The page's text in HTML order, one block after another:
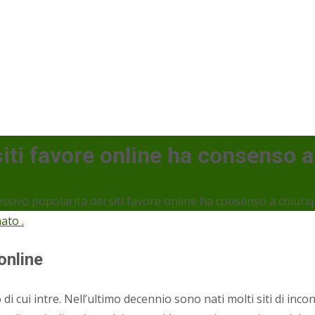
favore online ha consenso
popolarita dei siti favore online ha consenso a
.
cui intre. Nell’ultimo decennio sono nati molti siti di